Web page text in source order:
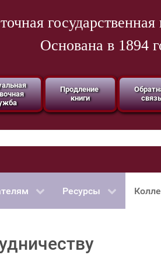
Основана в 1894
Продление
книги
связь
Ресурсы